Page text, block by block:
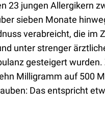
23 jungen Allergikern
sieben Monate
verabreicht, die im
unter strenger
gesteigert wurden.
Milligramm auf 500
Das entspricht